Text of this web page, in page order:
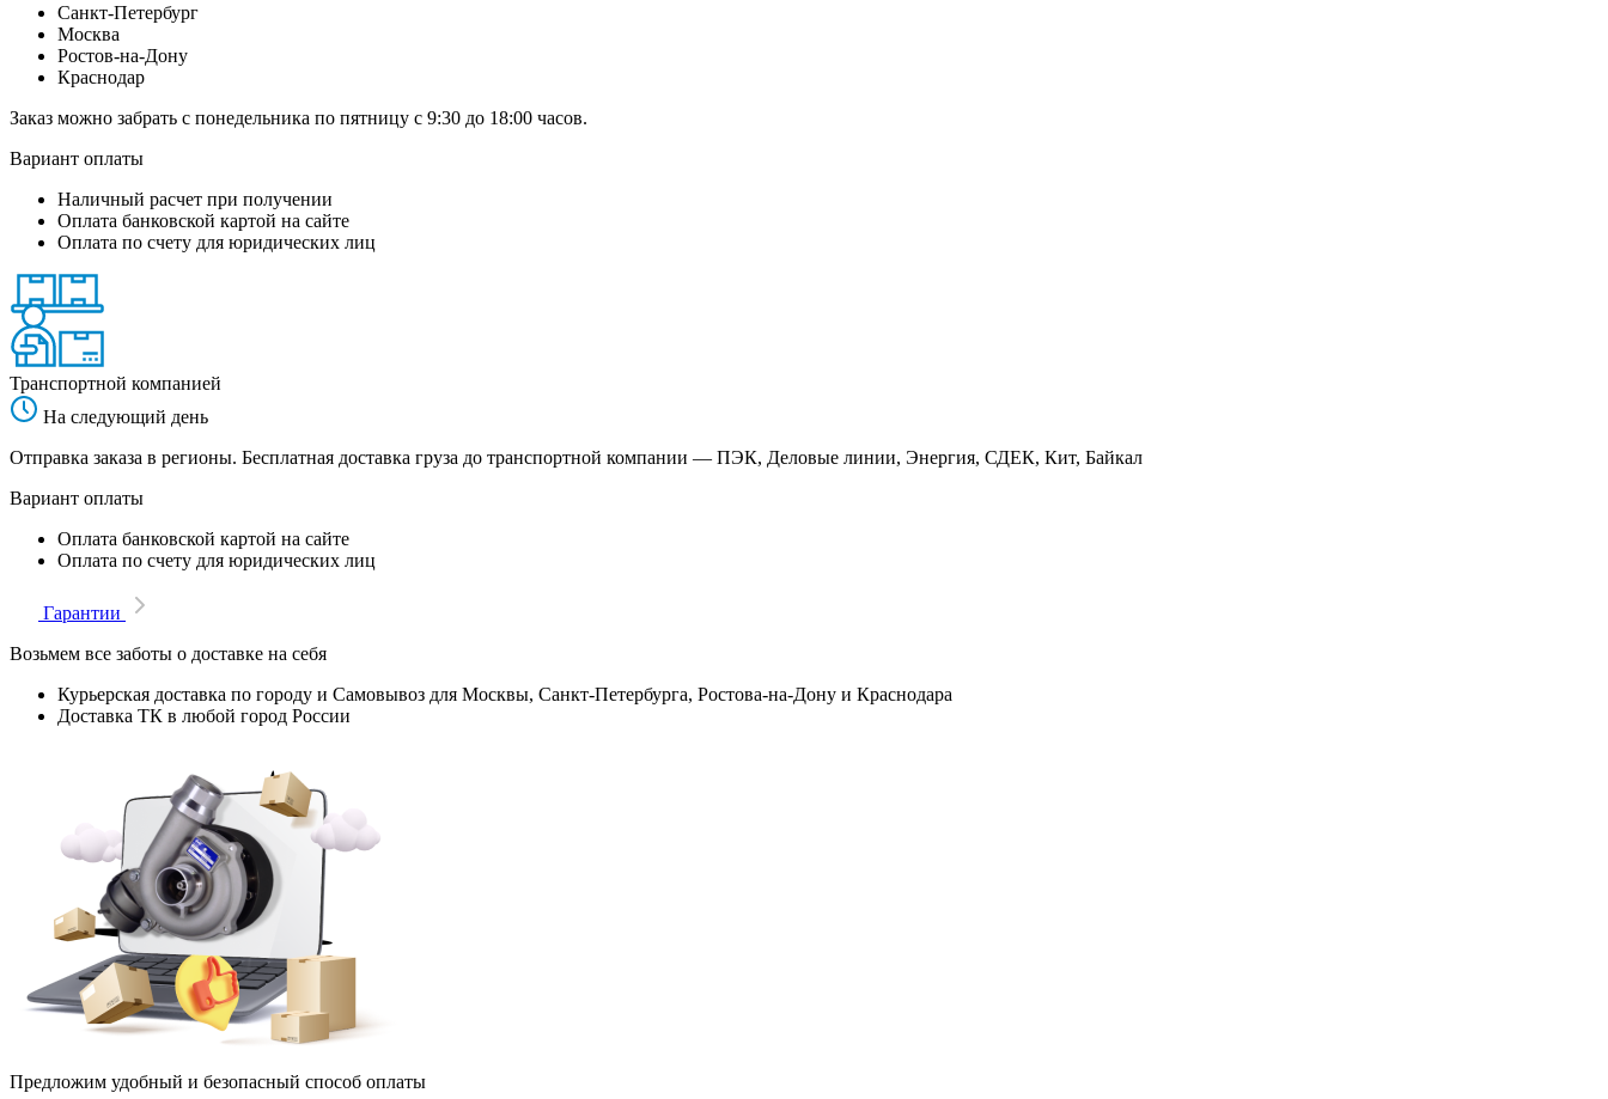
Санкт-Петербург
Москва
Ростов-на-Дону
Краснодар
Заказ можно забрать с понедельника по пятницу с 9:30 до 18:00 часов.
Вариант оплаты
Наличный расчет при получении
Оплата банковской картой на сайте
Оплата по счету для юридических лиц
Транспортной компанией
На следующий день
Отправка заказа в регионы. Бесплатная доставка груза до транспортной компании — ПЭК, Деловые линии, Энергия, СДЕК, Кит, Байкал
Вариант оплаты
Оплата банковской картой на сайте
Оплата по счету для юридических лиц
Гарантии
Возьмем все заботы о доставке на себя
Курьерская доставка по городу и Самовывоз для Москвы, Санкт-Петербурга, Ростова-на-Дону и Краснодара
Доставка ТК в любой город России
Предложим удобный и безопасный способ оплаты